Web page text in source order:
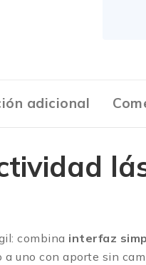
adicional
combina interfaz
uno con aporte sin